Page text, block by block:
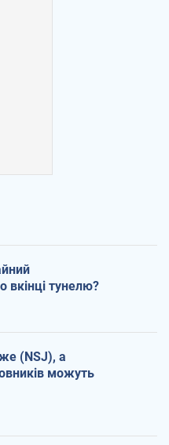
вкінці тунелю?
(NSJ), а
можуть